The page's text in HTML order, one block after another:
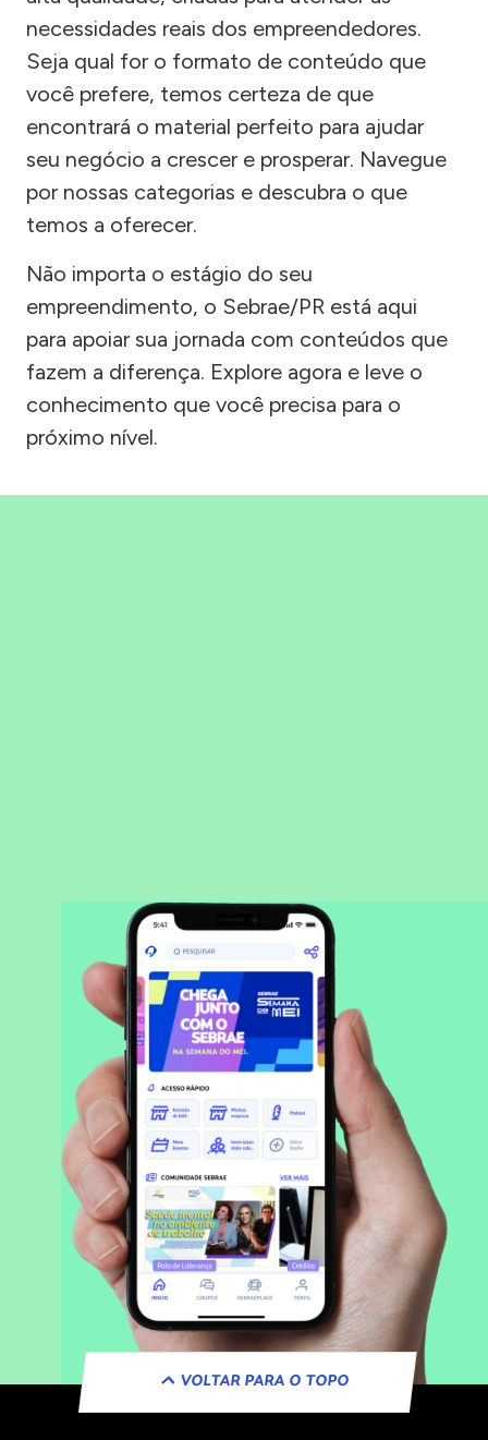
necessidades reais dos empreendedores.
Seja qual for o formato de conteúdo que
você prefere, temos certeza de que
encontrará o material perfeito para ajudar
seu negócio a crescer e prosperar. Navegue
por nossas categorias e descubra o que
temos a oferecer.
Não importa o estágio do seu
empreendimento, o Sebrae/PR está aqui
para apoiar sua jornada com conteúdos que
fazem a diferença. Explore agora e leve o
conhecimento que você precisa para o
próximo nível.
VOLTAR PARA O TOPO